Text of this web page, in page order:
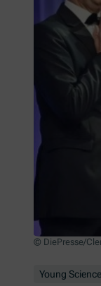
© DiePresse/
Young Science